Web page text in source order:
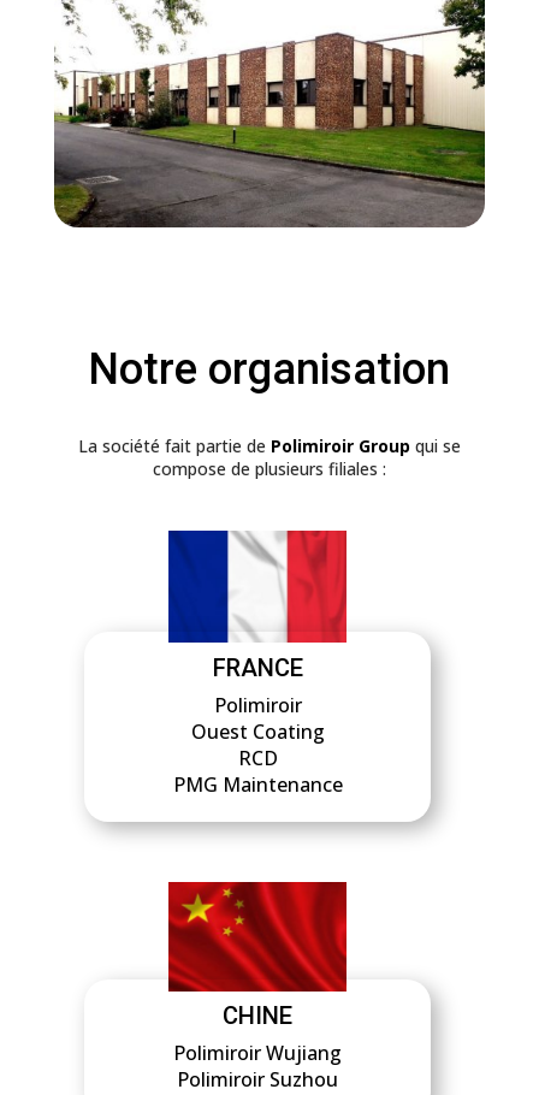
Notre organisation
La société fait partie de Polimiroir Group qui se
compose de plusieurs filiales :
FRANCE
Polimiroir
Ouest Coating
RCD
PMG Maintenance
CHINE
Polimiroir Wujiang
Polimiroir Suzhou